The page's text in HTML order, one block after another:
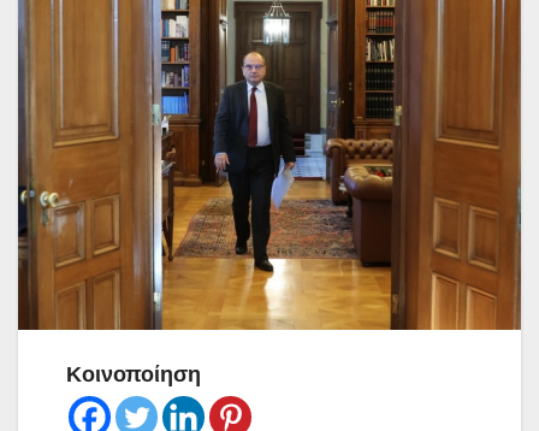
Κοινοποίηση